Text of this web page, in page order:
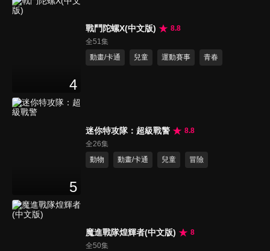
4
戰鬥陀螺X(中文版)
8.8
全51集
動畫/卡通
兒童 運動賽事 青春
5
迷你特攻隊：超級戰警
8.8
全26集
動物
動畫/卡通 兒童 冒險
魔進戰隊煌輝者(中文版)
8
全50集